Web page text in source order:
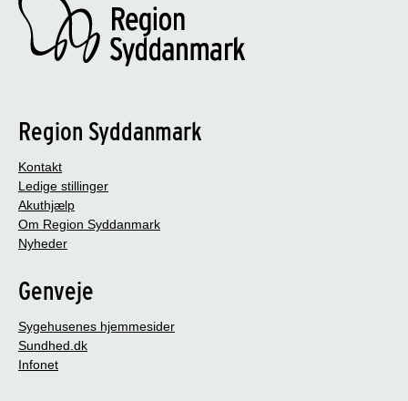
Region Syddanmark
Kontakt
Ledige stillinger
Akuthjælp
Om Region Syddanmark
Nyheder
Genveje
Sygehusenes hjemmesider
Sundhed.dk
Infonet